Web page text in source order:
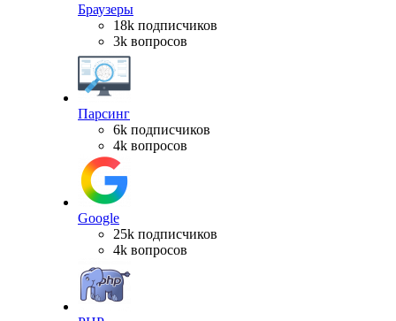
Браузеры
18k подписчиков
3k вопросов
Парсинг
6k подписчиков
4k вопросов
Google
25k подписчиков
4k вопросов